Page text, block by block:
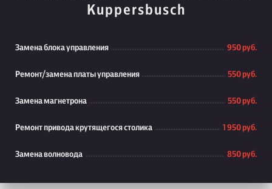
Kuppersbusch
Замена блока управления 950 руб.
Ремонт/замена платы управления 550 руб.
Замена магнетрона 550 руб.
Ремонт привода крутящегося столика 1 950 руб.
Замена волновода 850 руб.